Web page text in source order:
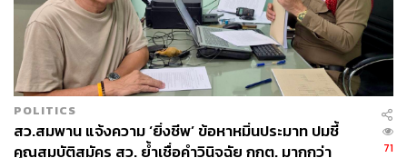
POLITICS
สว.สมพาน แจ้งความ ‘ยิ่งชีพ’ ข้อหาหมิ่นประมาท ปมชี้
คุณสมบัติสมัคร สว. ย้ำเชื่อคำวินิจฉัย กกต. มากกว่า
71